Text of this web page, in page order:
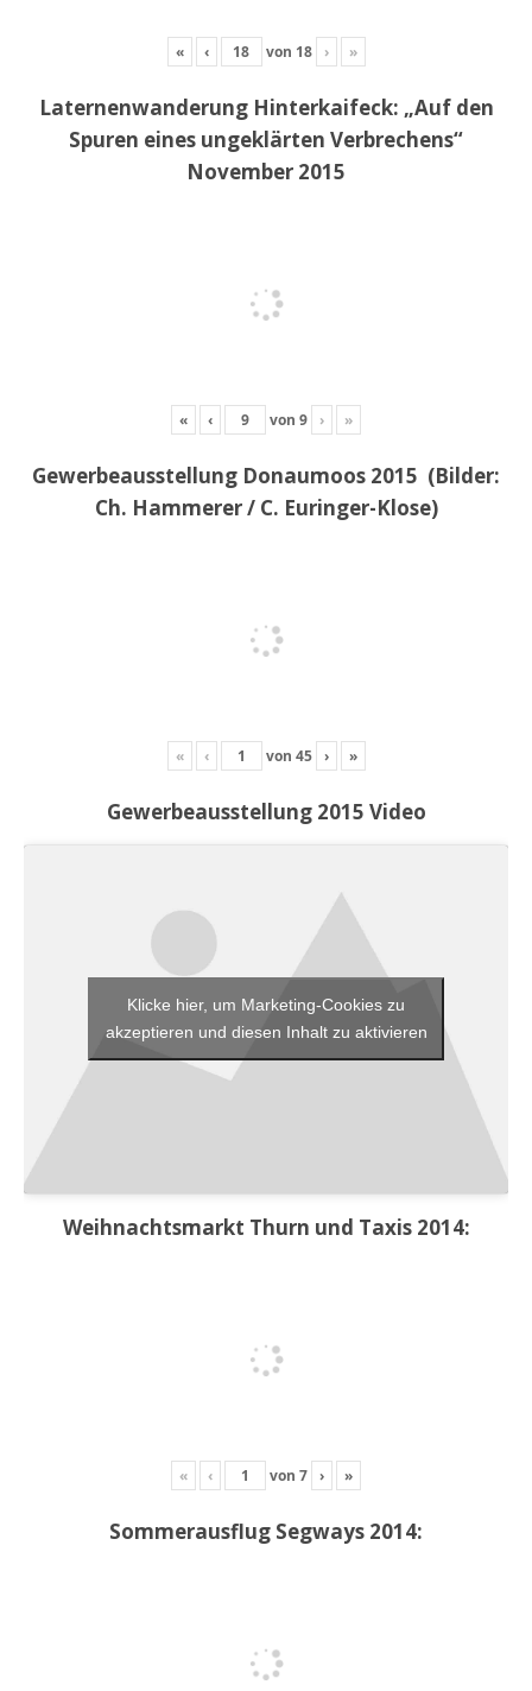
« ‹ von 18 › »
Laternenwanderung Hinterkaifeck: „Auf den
Spuren eines ungeklärten Verbrechens“
November 2015
« ‹ von 9 › »
Gewerbeausstellung Donaumoos 2015 (Bilder:
Ch. Hammerer / C. Euringer-Klose)
« ‹ von 45 › »
Gewerbeausstellung 2015 Video
Klicke hier, um Marketing-Cookies zu
akzeptieren und diesen Inhalt zu aktivieren
Weihnachtsmarkt Thurn und Taxis 2014:
« ‹ von 7 › »
Sommerausflug Segways 2014: